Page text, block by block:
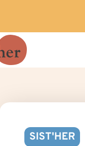
SIST'HER